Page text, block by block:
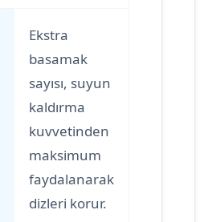
Ekstra
basamak
sayısı, suyun
kaldırma
kuvvetinden
maksimum
faydalanarak
dizleri korur.